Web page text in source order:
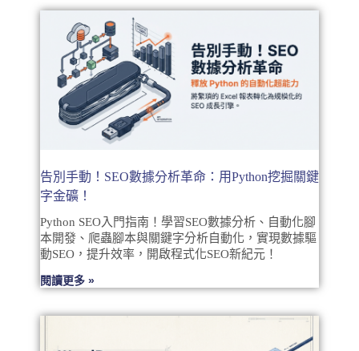
告別手動！SEO數據分析革命：用Python挖掘關鍵
字金礦！
Python SEO入門指南！學習SEO數據分析、自動化腳
本開發、爬蟲腳本與關鍵字分析自動化，實現數據驅
動SEO，提升效率，開啟程式化SEO新紀元！
閱讀更多 »